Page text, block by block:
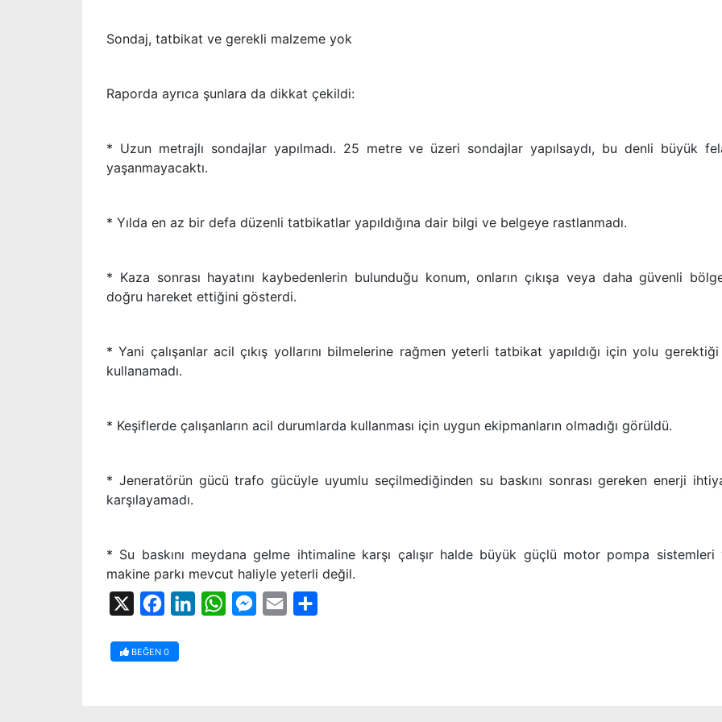
Sondaj, tatbikat ve gerekli malzeme yok
Raporda ayrıca şunlara da dikkat çekildi:
* Uzun metrajlı sondajlar yapılmadı. 25 metre ve üzeri sondajlar yapılsaydı, bu denli büyük
yaşanmayacaktı.
* Yılda en az bir defa düzenli tatbikatlar yapıldığına dair bilgi ve belgeye rastlanmadı.
* Kaza sonrası hayatını kaybedenlerin bulunduğu konum, onların çıkışa veya daha güvenli
doğru hareket ettiğini gösterdi.
* Yani çalışanlar acil çıkış yollarını bilmelerine rağmen yeterli tatbikat yapıldığı için yolu
kullanamadı.
* Keşiflerde çalışanların acil durumlarda kullanması için uygun ekipmanların olmadığı görüldü.
* Jeneratörün gücü trafo gücüyle uyumlu seçilmediğinden su baskını sonrası gereken enerji
karşılayamadı.
* Su baskını meydana gelme ihtimaline karşı çalışır halde büyük güçlü motor pompa sistemleri
makine parkı mevcut haliyle yeterli değil.
FacebookLinkedInWhatsAppMessenger
Email
BEĞEN 0